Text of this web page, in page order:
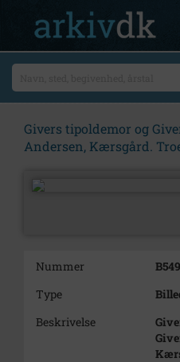
Givers tipoldemor og
Andersen, Kærsgård.
Nummer
Type
Beskrivelse